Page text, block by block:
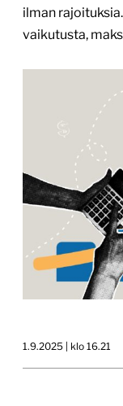
ilman
vaikutusta,
1.9.2025 | klo 16.21